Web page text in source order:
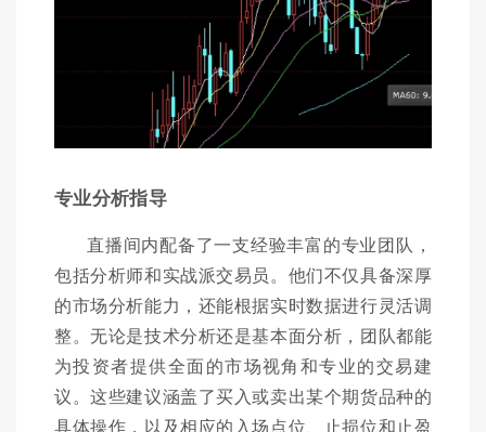
专业分析指导
直播间内配备了一支经验丰富的专业团队，
包括分析师和实战派交易员。他们不仅具备深厚
的市场分析能力，还能根据实时数据进行灵活调
整。无论是技术分析还是基本面分析，团队都能
为投资者提供全面的市场视角和专业的交易建
议。这些建议涵盖了买入或卖出某个期货品种的
具体操作，以及相应的入场点位、止损位和止盈